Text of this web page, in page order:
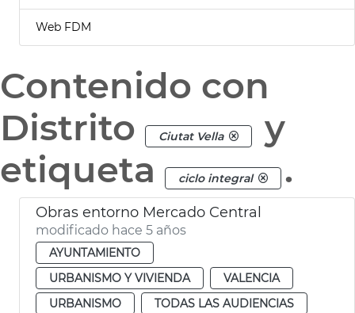
Web FDM
Contenido con
Distrito
Ciutat Vella
y
etiqueta
ciclo integral .
Obras entorno Mercado Central
modificado hace 5 años
AYUNTAMIENTO
URBANISMO Y VIVIENDA
VALENCIA
URBANISMO
TODAS LAS AUDIENCIAS